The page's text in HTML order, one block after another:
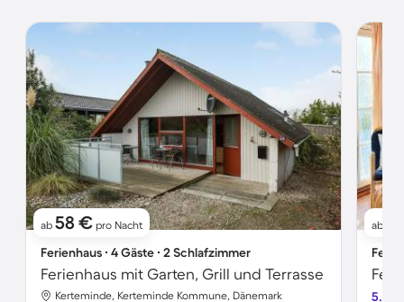
ab 58 € pro Nacht
Ferienhaus ∙ 4 Gäste ∙ 2 Schlafzimmer
Ferienhaus mit Garten, Grill und Terrasse
Kerteminde, Kerteminde Kommune, Dänemark
ab
5.0